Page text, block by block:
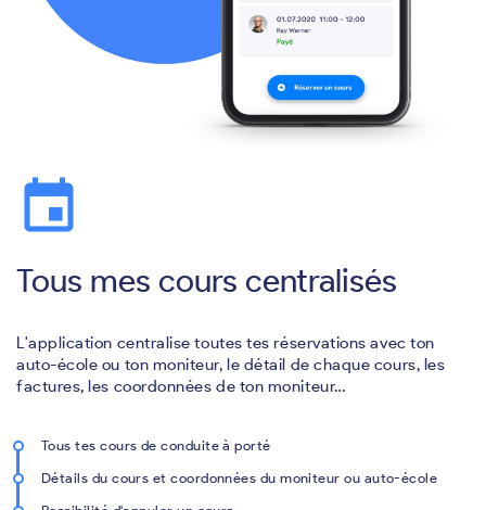
event
Tous mes cours centralisés
L'application centralise toutes tes réservations avec ton
auto-école ou ton moniteur, le détail de chaque cours, les
factures, les coordonnées de ton moniteur…
Tous tes cours de conduite à porté
Détails du cours et coordonnées du moniteur ou auto-école